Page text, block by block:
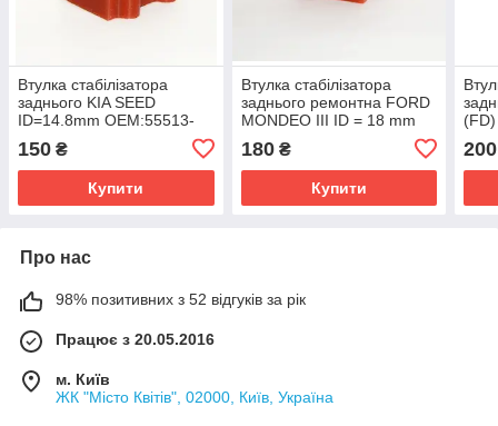
Втулка стабілізатора
заднього KIA SEED
ID=14.8mm OEM:55513-
150 ₴
Купити
Втулка стабілізатора
заднього ремонтна FORD
MONDEO III ID = 18 mm
180₴
Купити
200
Про нас
98% позитивних з 52 відгуків за рік
Працює з 20.05.2016
м. Київ
ЖК "Місто Квітів", 02000, Київ, Україна